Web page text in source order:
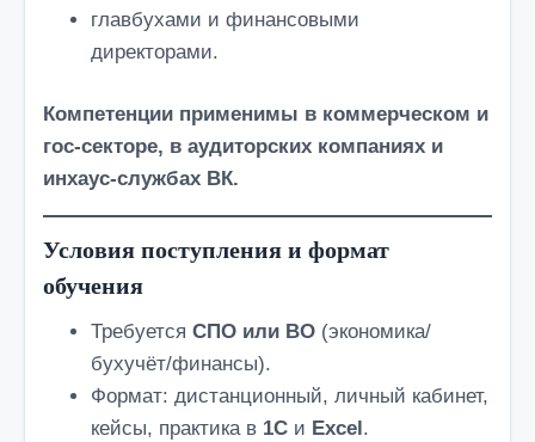
главбухами и финансовыми
директорами.
Компетенции применимы в коммерческом и
гос-секторе, в аудиторских компаниях и
инхаус-службах ВК.
Условия поступления и формат
обучения
Требуется СПО или ВО (экономика/
бухучёт/финансы).
Формат: дистанционный, личный кабинет,
кейсы, практика в 1С и Excel .